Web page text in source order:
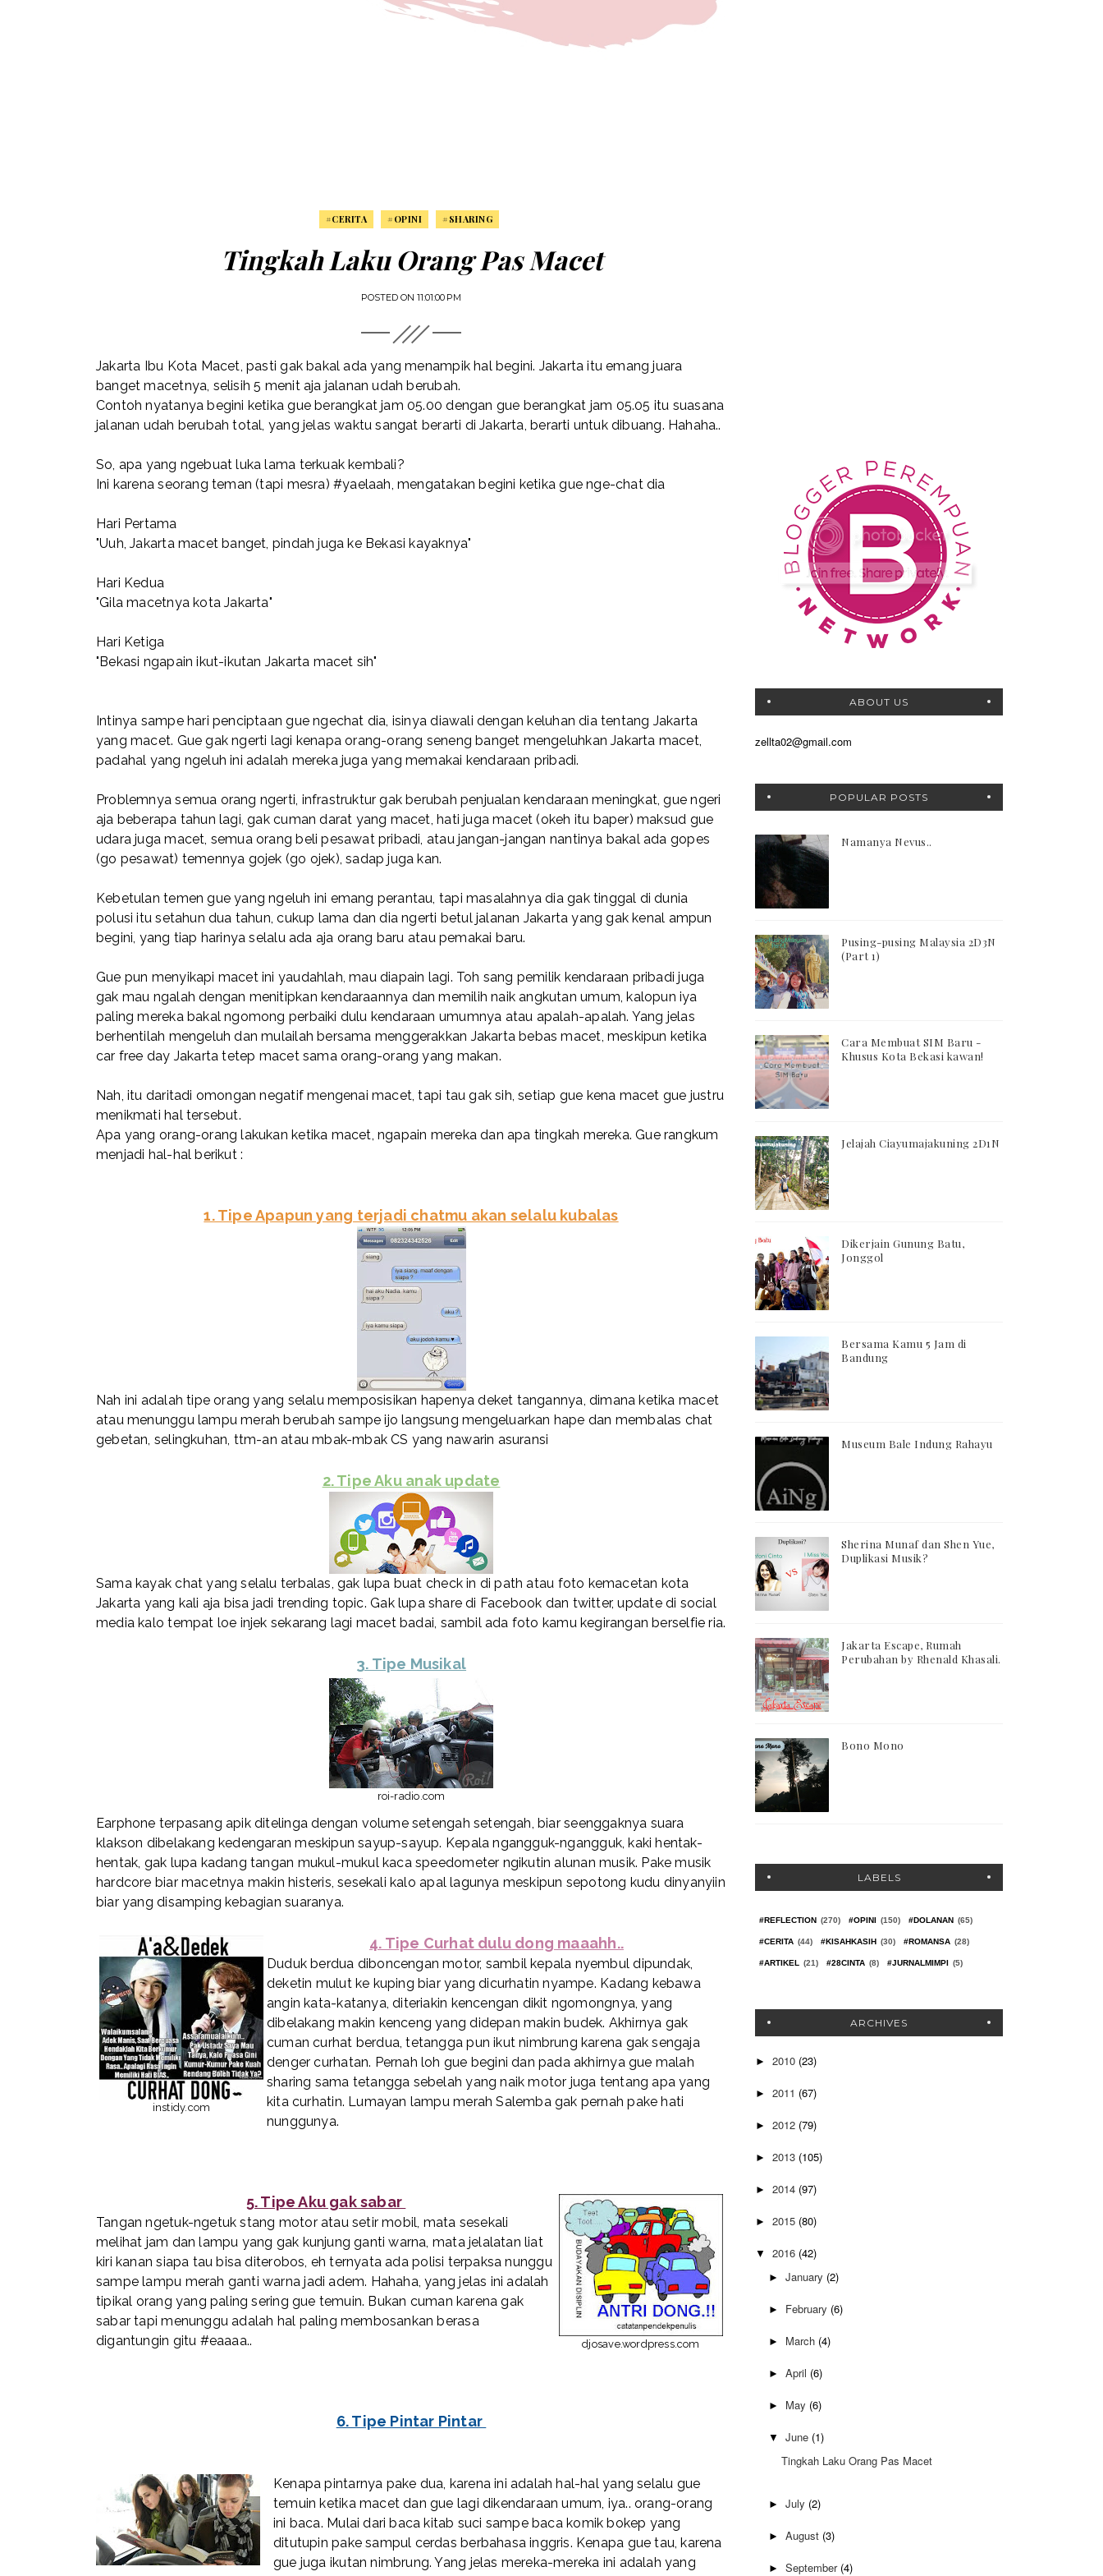
#CERITA #OPINI #SHARING
Tingkah Laku Orang Pas Macet
POSTED ON 11:01:00 PM
Jakarta Ibu Kota Macet, pasti gak bakal ada yang menampik hal begini. Jakarta itu emang juara
banget macetnya, selisih 5 menit aja jalanan udah berubah.
Contoh nyatanya begini ketika gue berangkat jam 05.00 dengan gue berangkat jam 05.05 itu suasana
jalanan udah berubah total, yang jelas waktu sangat berarti di Jakarta, berarti untuk dibuang. Hahaha..
So, apa yang ngebuat luka lama terkuak kembali?
Ini karena seorang teman (tapi mesra) #yaelaah, mengatakan begini ketika gue nge-chat dia
Hari Pertama
"Uuh, Jakarta macet banget, pindah juga ke Bekasi kayaknya"
Hari Kedua
"Gila macetnya kota Jakarta"
Hari Ketiga
"Bekasi ngapain ikut-ikutan Jakarta macet sih"
Intinya sampe hari penciptaan gue ngechat dia, isinya diawali dengan keluhan dia tentang Jakarta
yang macet. Gue gak ngerti lagi kenapa orang-orang seneng banget mengeluhkan Jakarta macet,
padahal yang ngeluh ini adalah mereka juga yang memakai kendaraan pribadi.
Problemnya semua orang ngerti, infrastruktur gak berubah penjualan kendaraan meningkat, gue ngeri
aja beberapa tahun lagi, gak cuman darat yang macet, hati juga macet (okeh itu baper) maksud gue
udara juga macet, semua orang beli pesawat pribadi, atau jangan-jangan nantinya bakal ada gopes
(go pesawat) temennya gojek (go ojek), sadap juga kan.
Kebetulan temen gue yang ngeluh ini emang perantau, tapi masalahnya dia gak tinggal di dunia
polusi itu setahun dua tahun, cukup lama dan dia ngerti betul jalanan Jakarta yang gak kenal ampun
begini, yang tiap harinya selalu ada aja orang baru atau pemakai baru.
Gue pun menyikapi macet ini yaudahlah, mau diapain lagi. Toh sang pemilik kendaraan pribadi juga
gak mau ngalah dengan menitipkan kendaraannya dan memilih naik angkutan umum, kalopun iya
paling mereka bakal ngomong perbaiki dulu kendaraan umumnya atau apalah-apalah. Yang jelas
berhentilah mengeluh dan mulailah bersama menggerakkan Jakarta bebas macet, meskipun ketika
car free day Jakarta tetep macet sama orang-orang yang makan.
Nah, itu daritadi omongan negatif mengenai macet, tapi tau gak sih, setiap gue kena macet gue justru
menikmati hal tersebut.
Apa yang orang-orang lakukan ketika macet, ngapain mereka dan apa tingkah mereka. Gue rangkum
menjadi hal-hal berikut :
1. Tipe Apapun yang terjadi chatmu akan selalu kubalas
Nah ini adalah tipe orang yang selalu memposisikan hapenya deket tangannya, dimana ketika macet
atau menunggu lampu merah berubah sampe ijo langsung mengeluarkan hape dan membalas chat
gebetan, selingkuhan, ttm-an atau mbak-mbak CS yang nawarin asuransi
2. Tipe Aku anak update
Sama kayak chat yang selalu terbalas, gak lupa buat check in di path atau foto kemacetan kota
Jakarta yang kali aja bisa jadi trending topic. Gak lupa share di Facebook dan twitter, update di social
media kalo tempat loe injek sekarang lagi macet badai, sambil ada foto kamu kegirangan berselfie ria.
3. Tipe Musikal
roi-radio.com
Earphone terpasang apik ditelinga dengan volume setengah setengah, biar seenggaknya suara
klakson dibelakang kedengaran meskipun sayup-sayup. Kepala ngangguk-ngangguk, kaki hentak-
hentak, gak lupa kadang tangan mukul-mukul kaca speedometer ngikutin alunan musik. Pake musik
hardcore biar macetnya makin histeris, sesekali kalo apal lagunya meskipun sepotong kudu dinyanyiin
biar yang disamping kebagian suaranya.
instidy.com
4. Tipe Curhat dulu dong maaahh..
Duduk berdua diboncengan motor, sambil kepala nyembul dipundak,
deketin mulut ke kuping biar yang dicurhatin nyampe. Kadang kebawa
angin kata-katanya, diteriakin kencengan dikit ngomongnya, yang
dibelakang makin kenceng yang didepan makin budek. Akhirnya gak
cuman curhat berdua, tetangga pun ikut nimbrung karena gak sengaja
denger curhatan. Pernah loh gue begini dan pada akhirnya gue malah
sharing sama tetangga sebelah yang naik motor juga tentang apa yang
kita curhatin. Lumayan lampu merah Salemba gak pernah pake hati
nunggunya.
djosave.wordpress.com
5. Tipe Aku gak sabar
Tangan ngetuk-ngetuk stang motor atau setir mobil, mata sesekali
melihat jam dan lampu yang gak kunjung ganti warna, mata jelalatan liat
kiri kanan siapa tau bisa diterobos, eh ternyata ada polisi terpaksa nunggu
sampe lampu merah ganti warna jadi adem. Hahaha, yang jelas ini adalah
tipikal orang yang paling sering gue temuin. Bukan cuman karena gak
sabar tapi menunggu adalah hal paling membosankan berasa
digantungin gitu #eaaaa..
6. Tipe Pintar Pintar
Kenapa pintarnya pake dua, karena ini adalah hal-hal yang selalu gue
temuin ketika macet dan gue lagi dikendaraan umum, iya.. orang-orang
ini baca. Mulai dari baca kitab suci sampe baca komik bokep yang
ditutupin pake sampul cerdas berbahasa inggris. Kenapa gue tau, karena
gue juga ikutan nimbrung. Yang jelas mereka-mereka ini adalah yang
ABOUT US
zellta02@gmail.com
POPULAR POSTS
Namanya Nevus..
Pusing-pusing Malaysia 2D3N
(Part 1)
Cara Membuat SIM Baru -
Khusus Kota Bekasi kawan!
Jelajah Ciayumajakuning 2D1N
Dikerjain Gunung Batu,
Jonggol
Bersama Kamu 5 Jam di
Bandung
Museum Bale Indung Rahayu
Sherina Munaf dan Shen Yue,
Duplikasi Musik?
Jakarta Escape, Rumah
Perubahan by Rhenald Khasali.
Bono Mono
LABELS
#REFLECTION (270) #OPINI (150) #DOLANAN (65)
#CERITA (44) #KISAHKASIH (30) #ROMANSA (28)
#ARTIKEL (21) #28CINTA (8) #JURNALMIMPI (5)
ARCHIVES
► 2010 (23)
► 2011 (67)
► 2012 (79)
► 2013 (105)
► 2014 (97)
► 2015 (80)
▼ 2016 (42)
► January (2)
► February (6)
► March (4)
► April (6)
► May (6)
▼ June (1)
Tingkah Laku Orang Pas Macet
► July (2)
► August (3)
► September (4)